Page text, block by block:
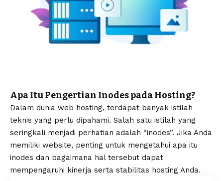
Apa Itu Pengertian Inodes pada Hosting?
Dalam dunia web hosting, terdapat banyak istilah
teknis yang perlu dipahami. Salah satu istilah yang
seringkali menjadi perhatian adalah “inodes”. Jika Anda
memiliki website, penting untuk mengetahui apa itu
inodes dan bagaimana hal tersebut dapat
mempengaruhi kinerja serta stabilitas hosting Anda.